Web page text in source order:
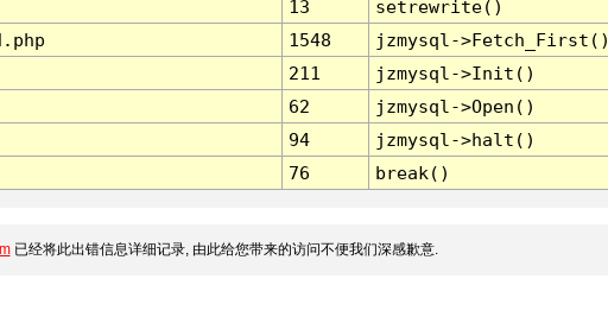
13
setrewrite()
1548
jzmysql-
211
jzmysql->Init()
62
jzmysql->Open()
94
jzmysql->halt()
76 break()
已经将此出错信息详细记录, 由此给您带来的访问不便我们深感歉意.